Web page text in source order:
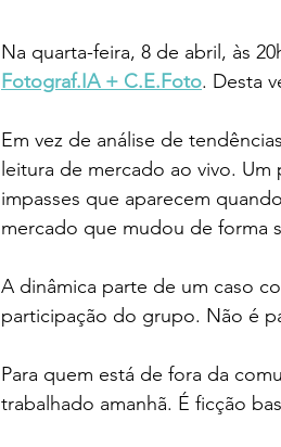
Na quarta-feira, 8 de abril, às
Fotograf.IA + C.E.Foto. Desta
Em vez de análise de
leitura de mercado ao vivo.
impasses que aparecem
mercado que mudou de forma
A dinâmica parte de um caso
participação do grupo. Não é
Para quem está de fora da
trabalhado amanhã. É ficção